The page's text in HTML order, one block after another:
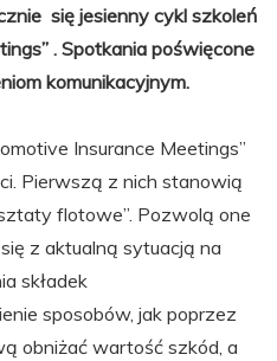
się jesienny cykl szkoleń
. Spotkania poświęcone
komunikacyjnym.
Insurance Meetings”
Pierwszą z nich stanowią
flotowe”. Pozwolą one
z aktualną sytuacją na
składek
sposobów, jak poprzez
obniżać wartość szkód, a